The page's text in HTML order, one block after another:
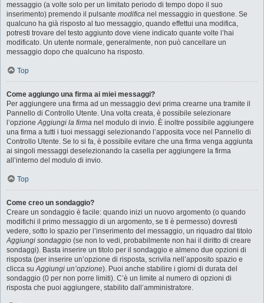
messaggio (a volte solo per un limitato periodo di tempo dopo il suo
inserimento) premendo il pulsante modifica nel messaggio in questione. Se
qualcuno ha già risposto al tuo messaggio, quando effettui una modifica,
potresti trovare del testo aggiunto dove viene indicato quante volte l’hai
modificato. Un utente normale, generalmente, non può cancellare un
messaggio dopo che qualcuno ha risposto.
Top
Come aggiungo una firma ai miei messaggi?
Per aggiungere una firma ad un messaggio devi prima crearne una tramite il
Pannello di Controllo Utente. Una volta creata, è possibile selezionare
l’opzioneAggiungi la firma nel modulo di invio. È inoltre possibile aggiungere
una firma a tutti i tuoi messaggi selezionando l’apposita voce nel Pannello di
Controllo Utente. Se lo si fa, è possibile evitare che una firma venga aggiunta
ai singoli messaggi deselezionando la casella per aggiungere la firma
all’interno del modulo di invio.
Top
Come creo un sondaggio?
Creare un sondaggio è facile: quando inizi un nuovo argomento (o quando
modifichi il primo messaggio di un argomento, se ti è permesso) dovresti
vedere, sotto lo spazio per l’inserimento del messaggio, un riquadro dal titolo
Aggiungi sondaggio (se non lo vedi, probabilmente non hai il diritto di creare
sondaggi). Basta inserire un titolo per il sondaggio e almeno due opzioni di
risposta (per inserire un’opzione di risposta, scrivila nell’apposito spazio e
clicca suAggiungi un’opzione). Puoi anche stabilire i giorni di durata del
sondaggio (0 per non porre limiti). C’è un limite al numero di opzioni di
risposta che puoi aggiungere, stabilito dall’amministratore.